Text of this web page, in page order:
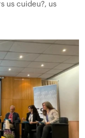
us cuideu?, us